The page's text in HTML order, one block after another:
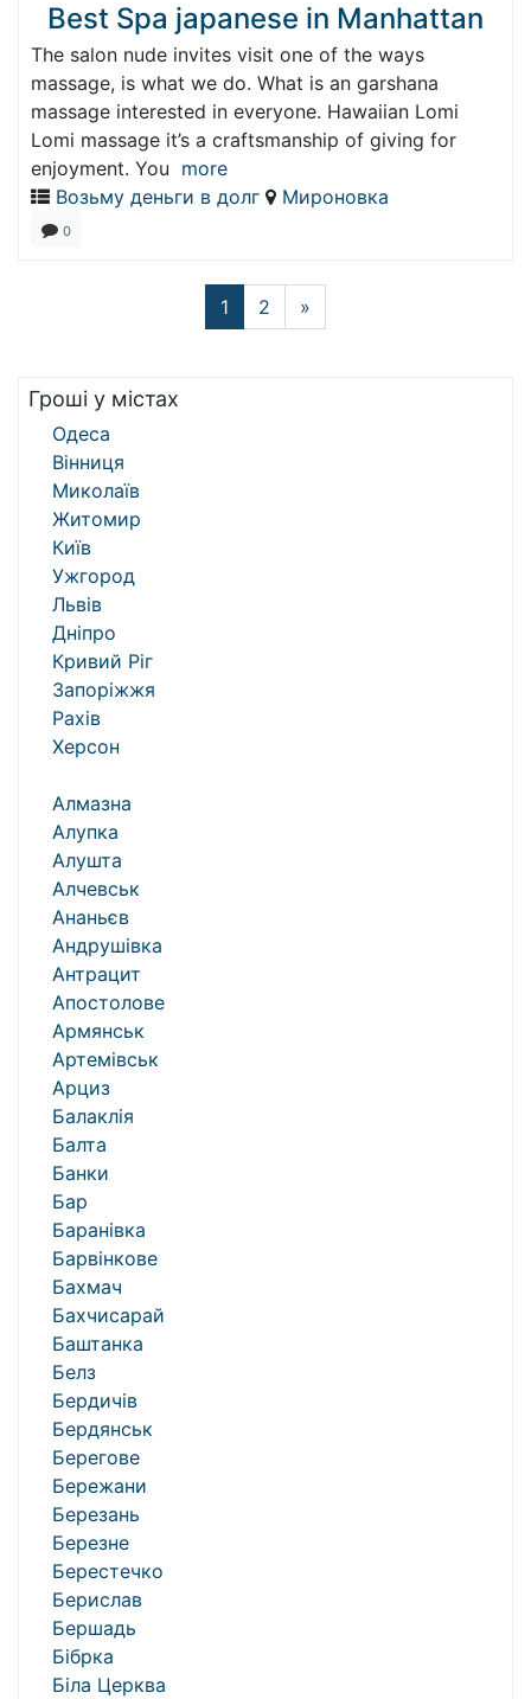
Best Spa japanese in Manhattan
The salon nude invites visit one of the ways
massage, is what we do. What is an garshana
massage interested in everyone. Hawaiian Lomi
Lomi massage it’s a craftsmanship of giving for
enjoyment. You more
Возьму деньги в долг
Мироновка
0
1 2 »
Гроші у містах
Одеса
Вінниця
Миколаїв
Житомир
Київ
Ужгород
Львів
Дніпро
Кривий Ріг
Запоріжжя
Рахів
Херсон
Алмазна
Алупка
Алушта
Алчевськ
Ананьєв
Андрушівка
Антрацит
Апостолове
Армянськ
Артемівськ
Арциз
Балаклія
Балта
Банки
Бар
Баранівка
Барвінкове
Бахмач
Бахчисарай
Баштанка
Белз
Бердичів
Бердянськ
Берегове
Бережани
Березань
Березне
Берестечко
Берислав
Бершадь
Бібрка
Біла Церква